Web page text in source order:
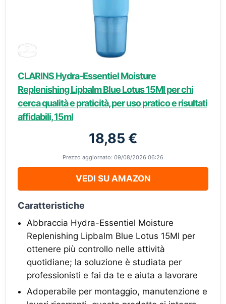
CLARINS Hydra-Essentiel Moisture
Replenishing Lipbalm Blue Lotus 15Ml per chi
cerca qualità e praticità, per uso pratico e risultati
affidabili, 15ml
18,85 €
Prezzo aggiornato: 09/08/2026 06:26
VEDI SU AMAZON
Caratteristiche
Abbraccia Hydra-Essentiel Moisture
Replenishing Lipbalm Blue Lotus 15Ml per
ottenere più controllo nelle attività
quotidiane; la soluzione è studiata per
professionisti e fai da te e aiuta a lavorare
Adoperabile per montaggio, manutenzione e